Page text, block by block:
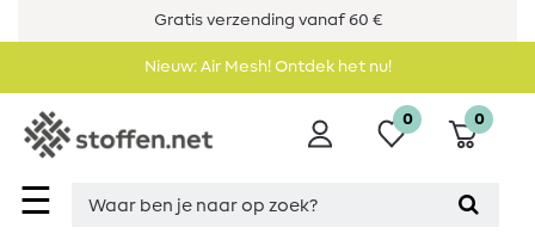
Gratis verzending vanaf 60 €
Nieuw: Air Mesh! Ontdek het nu!
☰
0 0